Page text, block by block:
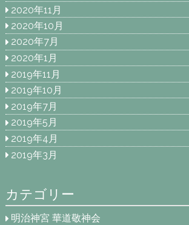
2020年11月
2020年10月
2020年7月
2020年1月
2019年11月
2019年10月
2019年7月
2019年5月
2019年4月
2019年3月
カテゴリー
明治神宮 華道敬神会